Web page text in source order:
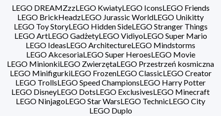
LEGO DREAMZzzLEGO KwiatyLEGO IconsLEGO Friends
LEGO BrickHeadzLEGO Jurassic WorldLEGO Unikitty
LEGO Toy StoryLEGO Hidden SideLEGO Stranger Things
LEGO ArtLEGO GadżetyLEGO VidiyoLEGO Super Mario
LEGO IdeasLEGO ArchitectureLEGO Mindstorms
LEGO AkcesoriaLEGO Super HeroesLEGO Movie
LEGO MinionkiLEGO ZwierzętaLEGO Przestrzeń kosmiczna
LEGO MinifigurkiLEGO FrozenLEGO ClassicLEGO Creator
LEGO TrollsLEGO Speed ChampionsLEGO Harry Potter
LEGO DisneyLEGO DotsLEGO ExclusivesLEGO Minecraft
LEGO NinjagoLEGO Star WarsLEGO TechnicLEGO City
LEGO Duplo